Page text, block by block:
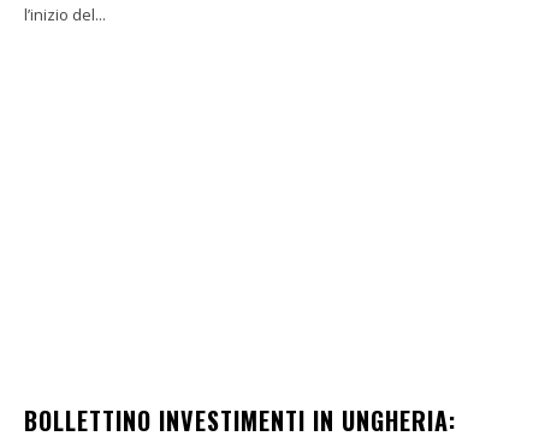
l’inizio del...
BOLLETTINO INVESTIMENTI IN UNGHERIA: